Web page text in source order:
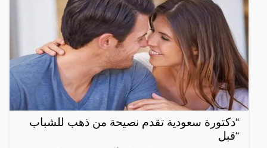
“دكتورة سعودية تقدم نصيحة من ذهب للشباب
“قبل